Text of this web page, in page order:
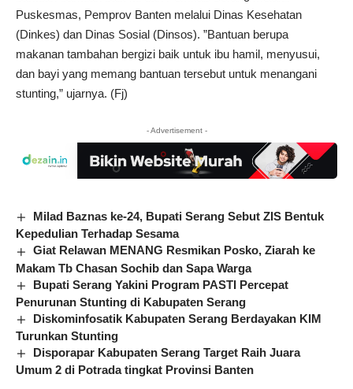
Puskesmas, Pemprov Banten melalui Dinas Kesehatan
(Dinkes) dan Dinas Sosial (Dinsos). ”Bantuan berupa
makanan tambahan bergizi baik untuk ibu hamil, menyusui,
dan bayi yang memang bantuan tersebut untuk menangani
stunting,” ujarnya. (Fj)
- Advertisement -
Milad Baznas ke-24, Bupati Serang Sebut ZIS Bentuk
Kepedulian Terhadap Sesama
Giat Relawan MENANG Resmikan Posko, Ziarah ke
Makam Tb Chasan Sochib dan Sapa Warga
Bupati Serang Yakini Program PASTI Percepat
Penurunan Stunting di Kabupaten Serang
Diskominfosatik Kabupaten Serang Berdayakan KIM
Turunkan Stunting
Disporapar Kabupaten Serang Target Raih Juara
Umum 2 di Potrada tingkat Provinsi Banten